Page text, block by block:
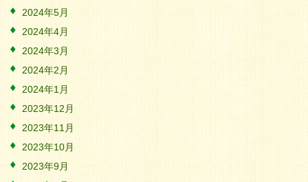
2024年5月
2024年4月
2024年3月
2024年2月
2024年1月
2023年12月
2023年11月
2023年10月
2023年9月